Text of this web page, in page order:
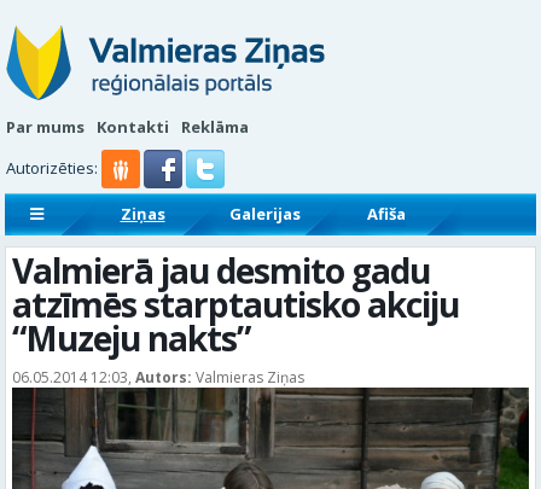
Par mums Kontakti
Reklāma
Autorizēties:
Ziņas Galerijas
Afiša
Sludinājumi
Reklāmraksti
Valmierā jau desmito gadu
atzīmēs starptautisko akciju
“Muzeju nakts”
06.05.2014 12:03, Autors: Valmieras Ziņas